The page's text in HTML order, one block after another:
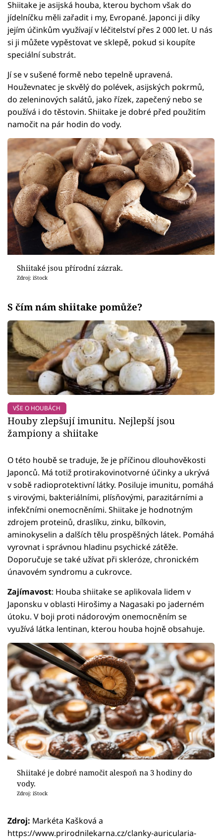
Shiitake je asijská houba, kterou bychom však do
jídelníčku měli zařadit i my, Evropané. Japonci ji díky
jejím účinkům využívají v léčitelství přes 2 000 let. U nás
si ji můžete vypěstovat ve sklepě, pokud si koupíte
speciální substrát.
Jí se v sušené formě nebo tepelně upravená.
Houževnatec je skvělý do polévek, asijských pokrmů,
do zeleninových salátů, jako řízek, zapečený nebo se
používá i do těstovin. Shiitake je dobré před použitím
namočit na pár hodin do vody.
Shiitaké jsou přírodní zázrak.
Zdroj: iStock
S čím nám shiitake pomůže?
VŠE O HOUBÁCH
Houby zlepšují imunitu. Nejlepší jsou
žampiony a shiitake
O této houbě se traduje, že je příčinou dlouhověkosti
Japonců. Má totiž protirakovinotvorné účinky a ukrývá
v sobě radioprotektivní látky. Posiluje imunitu, pomáhá
s virovými, bakteriálními, plísňovými, parazitárními a
infekčními onemocněními. Shiitake je hodnotným
zdrojem proteinů, draslíku, zinku, bílkovin,
aminokyselin a dalších tělu prospěšných látek. Pomáhá
vyrovnat i správnou hladinu psychické zátěže.
Doporučuje se také užívat při skleróze, chronickém
únavovém syndromu a cukrovce.
Zajímavost: Houba shiitake se aplikovala lidem v
Japonsku v oblasti Hirošimy a Nagasaki po jaderném
útoku. V boji proti nádorovým onemocněním se
využívá látka lentinan, kterou houba hojně obsahuje.
Shiitaké je dobré namočit alespoň na 3 hodiny do
vody.
Zdroj: iStock
Zdroj: Markéta Kašková a
https://www.prirodnilekarna.cz/clanky-auricularia-